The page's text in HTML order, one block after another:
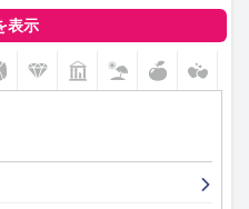
な客室と手入れの行き届いた
し出しています。ホテルの卓
対して頻繁に称賛を受けてい
ーさ、そして親切さで高く評
に向上させています。フェリ
その気配りと滞在を思い出深
す。
表示